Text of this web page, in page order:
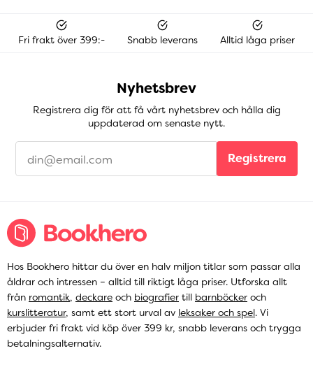
Fri frakt över 399:- Snabb leverans Alltid låga priser
Nyhetsbrev
Registrera dig för att få vårt nyhetsbrev och hålla dig
uppdaterad om senaste nytt.
Registrera
Hos Bookhero hittar du över en halv miljon titlar som passar alla
åldrar och intressen – alltid till riktigt låga priser. Utforska allt
från romantik, deckare och biografier till barnböcker och
kurslitteratur, samt ett stort urval av leksaker och spel. Vi
erbjuder fri frakt vid köp över 399 kr, snabb leverans och trygga
betalningsalternativ.